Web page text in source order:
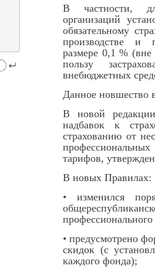
В частности,
организаций
обязательному
производстве и
размере 0,1 %
пользу
внебюджетных
Данное новшество
В новой
надбавок к
страхованию от
тарифов,
В новых Правилах:
• изменился
• предусмотрено
скидок (с
каждого фонда);